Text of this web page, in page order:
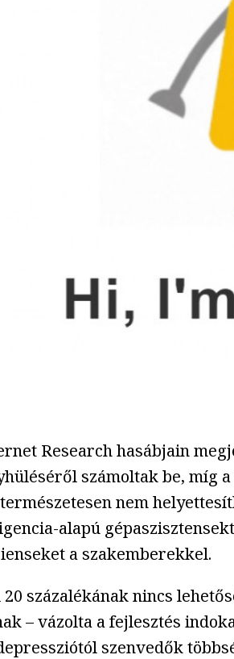
Research hasábjain
számoltak be,
nem
alapú
a szakemberekkel.
százalékának nincs
– vázolta a fejlesztés
szenvedők